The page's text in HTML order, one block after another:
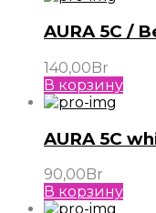
AURA 5C /
140,00Br
В корзину
AURA 5C
90,00 Br
В корзину